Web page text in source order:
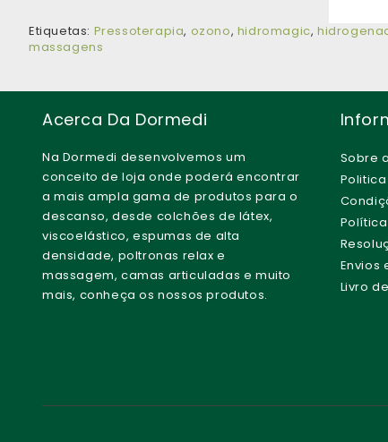
Etiquetas: Pressoterapia, ozono, hidromagic,
massagens
Acerca Da Dormedi
Na Dormedi desenvolvemos um
conceito de loja onde poderá encontrar
a mais ampla gama de produtos para o
descanso, desde colchões de látex,
viscoelástico, espumas de alta
densidade, poltronas relax e
massagem, camas articuladas e muito
mais, conheça os nossos produtos.
Sobre
Envios
Livro